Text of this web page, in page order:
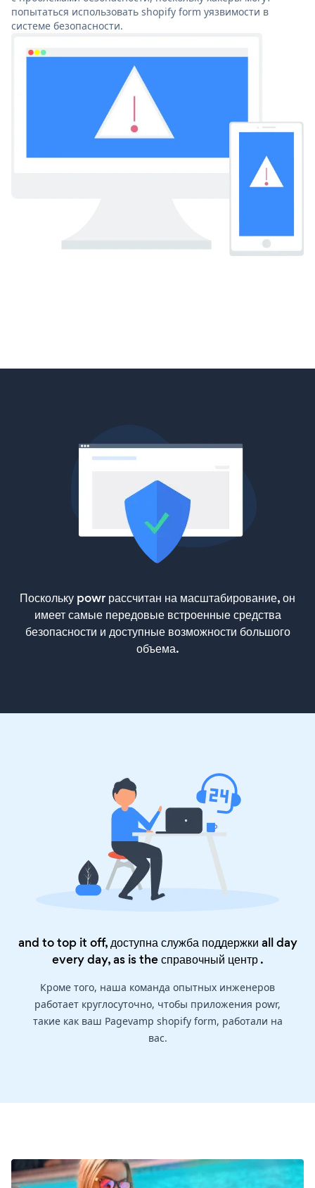
попытаться использовать shopify form уязвимости в
системе безопасности.
Поскольку powr рассчитан на масштабирование, он
имеет самые передовые встроенные средства
безопасности и доступные возможности большого
объема.
and to top it off, доступна служба поддержки all day
every day, as is theсправочный центр.
Кроме того, наша команда опытных инженеров
работает круглосуточно, чтобы приложения powr,
такие как ваш Pagevamp shopify form, работали на
вас.